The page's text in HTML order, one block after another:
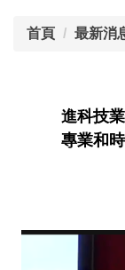
首頁 最新消
進科技
專業和